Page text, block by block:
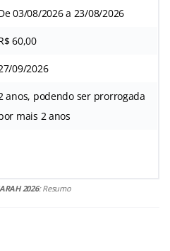
03/08/2026 a 23/08/2026
60,00
09/2026
anos, podendo ser prorrogada
mais 2 anos
2026: Resumo